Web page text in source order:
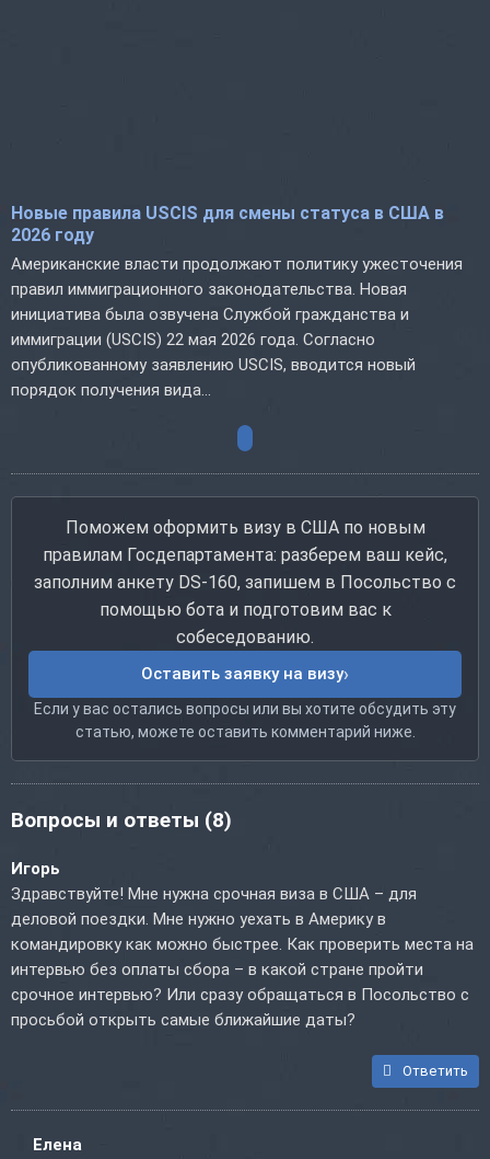
Новые правила USCIS для смены статуса в США в
2026 году
Американские власти продолжают политику ужесточения
правил иммиграционного законодательства. Новая
инициатива была озвучена Службой гражданства и
иммиграции (USCIS) 22 мая 2026 года. Согласно
опубликованному заявлению USCIS, вводится новый
порядок получения вида...
Поможем оформить визу в США по новым
правилам Госдепартамента: разберем ваш кейс,
заполним анкету DS-160, запишем в Посольство с
помощью бота и подготовим вас к
собеседованию.
Оставить заявку на визу
Если у вас остались вопросы или вы хотите обсудить эту
статью, можете оставить комментарий ниже.
Вопросы и ответы (8)
Игорь
Здравствуйте! Мне нужна срочная виза в США – для
деловой поездки. Мне нужно уехать в Америку в
командировку как можно быстрее. Как проверить места на
интервью без оплаты сбора – в какой стране пройти
срочное интервью? Или сразу обращаться в Посольство с
просьбой открыть самые ближайшие даты?
Ответить
Елена